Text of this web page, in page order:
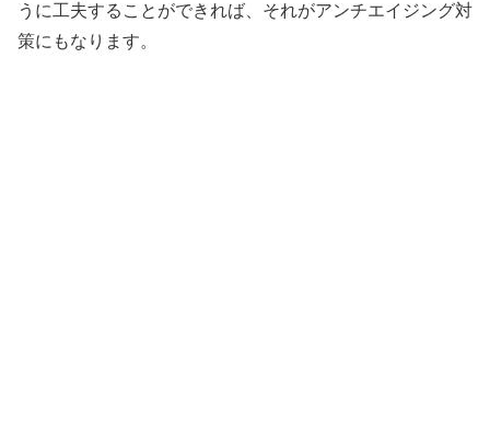
うに工夫することができれば、それがアンチエイジング対
策にもなります。